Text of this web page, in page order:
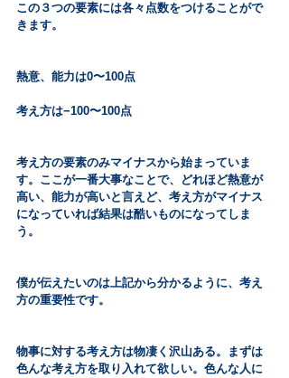
この３つの要素には各々点数をつけることがで
きます。
熱意、能力は0〜100点
考え方は−100〜100点
考え方の要素のみマイナスから始まっていま
す。ここが一番大事なことで、どれほど熱意が
高い、能力が高いと言えど、考え方がマイナス
になっていれば結果は酷いものになってしま
う。
僕が伝えたいのは上記から分かるように、考え
方の重要性です。
物事に対する考え方は物凄く沢山ある。まずは
色んな考え方を取り入れて欲しい。色んな人に